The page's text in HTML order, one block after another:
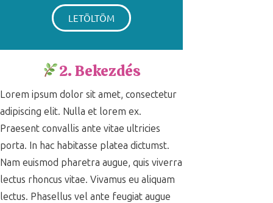
LETÖLTÖM
2. Bekezdés
Lorem ipsum dolor sit amet, consectetur
adipiscing elit. Nulla et lorem ex.
Praesent convallis ante vitae ultricies
porta. In hac habitasse platea dictumst.
Nam euismod pharetra augue, quis viverra
lectus rhoncus vitae. Vivamus eu aliquam
lectus. Phasellus vel ante feugiat augue